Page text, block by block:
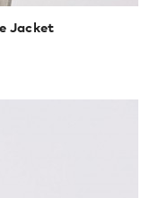
Jacket